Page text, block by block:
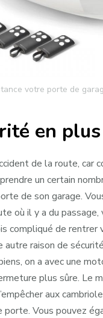
votre porte de
en plus
de la route, car
un certain
de son garage.
où il y a du
compliqué de
autre raison de
on a avec une
plus sûre. Le
aux
Vous pouvez